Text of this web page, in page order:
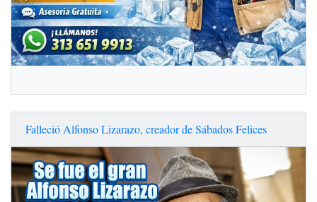
Falleció Alfonso Lizarazo, creador de Sábados Felices